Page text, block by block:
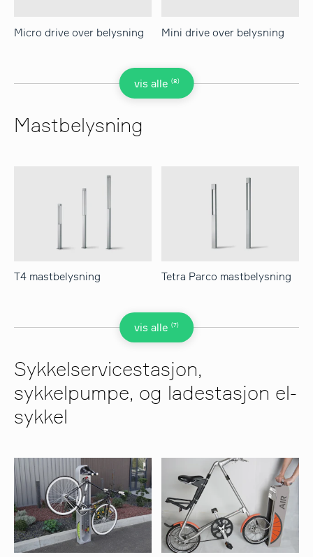
vis alle (8)
Micro drive over belysning Mini drive over belysning
Mastbelysning
vis alle (7)
T4 mastbelysning Tetra Parco mastbelysning
Sykkelservicestasjon,
sykkelpumpe, og ladestasjon el-
sykkel